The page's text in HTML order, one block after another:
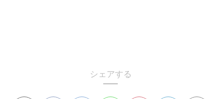
シェアする